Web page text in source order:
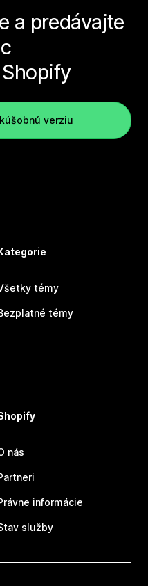
a predávajte
verziu
témy
témy
nás
informácie
služby